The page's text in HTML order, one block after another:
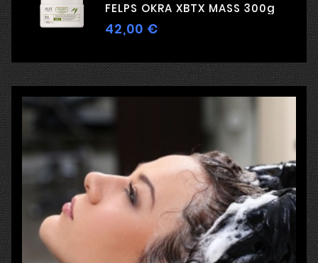
FELPS OKRA XBTX MASS 300g
42,00 €Kaina